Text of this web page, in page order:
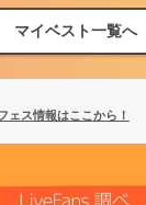
マイベスト一覧へ
ェス情報はここから！
グ】2026年上半期編発表
ェス情報はここから！